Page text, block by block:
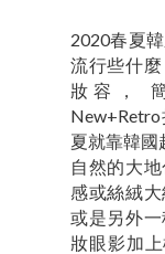
2020春夏
流行些什
妝容，
夏就靠韓國
自然的大
感或絲絨大
或是另外
妝眼影加